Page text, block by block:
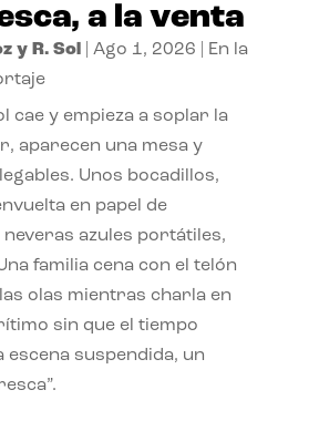
a la venta
y R. Sol| Ago 1, 2026
En la
cae y empieza a soplar la
aparecen una mesa y
Unos bocadillos,
en papel de
neveras azules portátiles,
familia cena con el telón
olas mientras charla en
sin que el tiempo
escena suspendida, un